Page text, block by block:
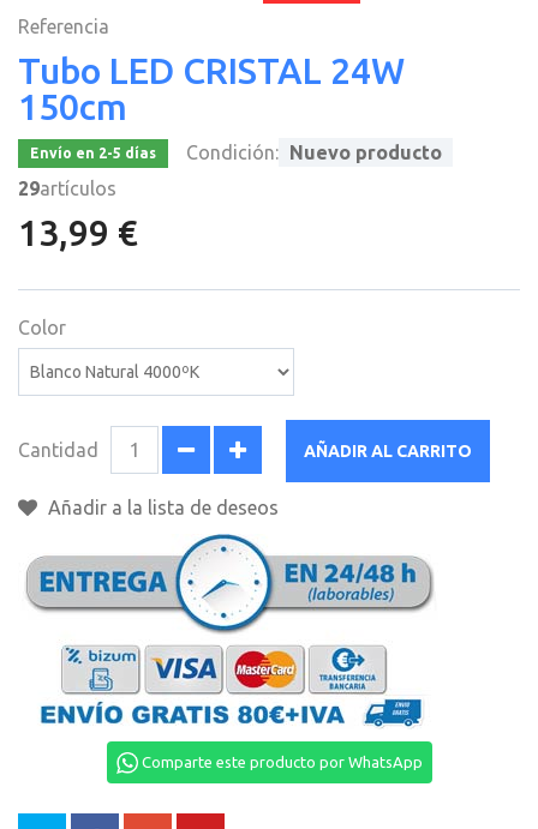
Referencia
Tubo LED CRISTAL 24W
150cm
Envío en 2-5 días Condición: Nuevo producto
29artículos
13,99 €
Color
Cantidad AÑADIR AL CARRITO
Añadir a la lista de deseos
Comparte este producto por WhatsApp